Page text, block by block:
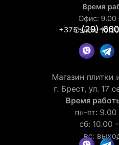
Время
Офис: 9.00
Салон:
+375-(29)-
Магазин плитки
г. Брест, ул. 17
Время
пн-пт: 9.00
сб: 10.00
вс: